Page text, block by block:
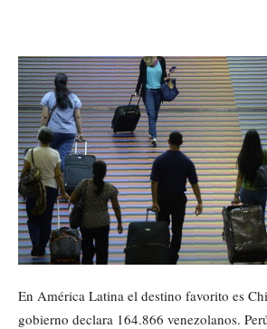
En América Latina el destino favorito es
gobierno declara 164.866 venezolanos.